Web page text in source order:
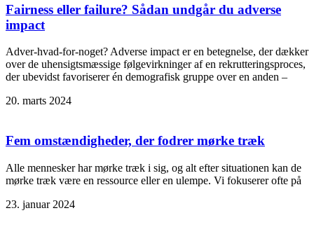
Fairness eller failure? Sådan undgår du adverse
impact
Adver-hvad-for-noget? Adverse impact er en betegnelse, der dækker
over de uhensigtsmæssige følgevirkninger af en rekrutteringsproces,
der ubevidst favoriserer én demografisk gruppe over en anden –
20. marts 2024
Fem omstændigheder, der fodrer mørke træk
Alle mennesker har mørke træk i sig, og alt efter situationen kan de
mørke træk være en ressource eller en ulempe. Vi fokuserer ofte på
23. januar 2024